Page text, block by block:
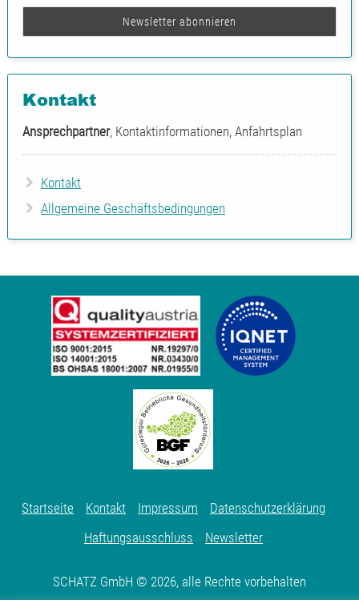
Kontakt
Ansprechpartner, Kontaktinformationen, Anfahrtsplan
Kontakt
Allgemeine Geschäftsbedingungen
Startseite Kontakt Impressum
Datenschutzerklärung
Haftungsausschluss
Newsletter
SCHATZ GmbH © 2026, alle Rechte vorbehalten